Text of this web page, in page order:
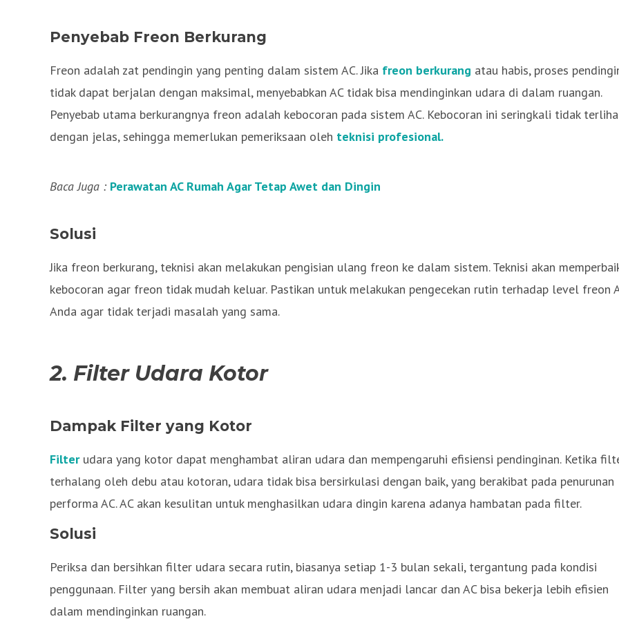
Penyebab Freon Berkurang
Freon adalah zat pendingin yang penting dalam sistem AC. Jika freon berkurang atau habis, proses
tidak dapat berjalan dengan maksimal, menyebabkan AC tidak bisa mendinginkan udara di dalam ruangan.
Penyebab utama berkurangnya freon adalah kebocoran pada sistem AC. Kebocoran ini seringkali tidak
dengan jelas, sehingga memerlukan pemeriksaan oleh teknisi profesional.
Baca Juga : Perawatan AC Rumah Agar Tetap Awet dan Dingin
Solusi
Jika freon berkurang, teknisi akan melakukan pengisian ulang freon ke dalam sistem. Teknisi akan
kebocoran agar freon tidak mudah keluar. Pastikan untuk melakukan pengecekan rutin terhadap level freon
Anda agar tidak terjadi masalah yang sama.
2. Filter Udara Kotor
Dampak Filter yang Kotor
Filterudara yang kotor dapat menghambat aliran udara dan mempengaruhi efisiensi pendinginan. Ketika
terhalang oleh debu atau kotoran, udara tidak bisa bersirkulasi dengan baik, yang berakibat pada penurunan
performa AC. AC akan kesulitan untuk menghasilkan udara dingin karena adanya hambatan pada filter.
Solusi
Periksa dan bersihkan filter udara secara rutin, biasanya setiap 1-3 bulan sekali, tergantung pada kondisi
penggunaan. Filter yang bersih akan membuat aliran udara menjadi lancar dan AC bisa bekerja lebih efisien
dalam mendinginkan ruangan.